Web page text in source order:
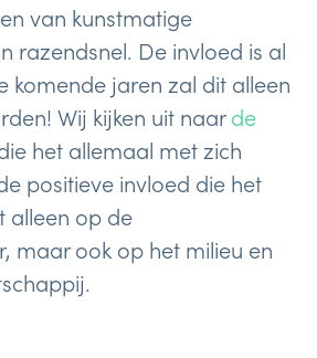
van kunstmatige
razendsnel. De invloed is al
komende jaren zal dit alleen
Wij kijken uit naarde
het allemaal met zich
positieve invloed die het
alleen op de
maar ook op het milieu en